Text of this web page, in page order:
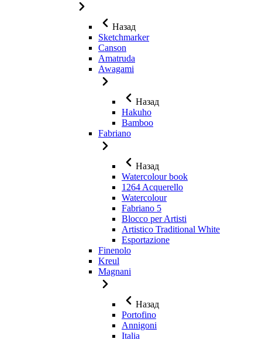
Назад
Sketchmarker
Canson
Amatruda
Awagami
Назад
Hakuho
Bamboo
Fabriano
Назад
Watercolour book
1264 Acquerello
Watercolour
Fabriano 5
Blocco per Artisti
Artistico Traditional White
Esportazione
Finenolo
Kreul
Magnani
Назад
Portofino
Annigoni
Italia